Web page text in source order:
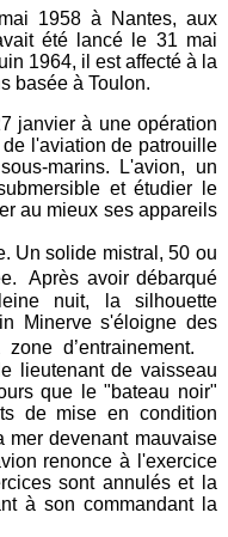
1958 à Nantes, aux
été lancé le 31 mai
1964, il est affecté à la
basée à Toulon.
janvier à une opération
l'aviation de patrouille
marins. L'avion, un
et étudier le
au mieux ses appareils
Un solide mistral, 50 ou
Après avoir débarqué
nuit, la silhouette
Minerve s'éloigne des
d’entrainement.
lieutenant de vaisseau
que le "bateau noir"
de mise en condition
devenant mauvaise
renonce à l'exercice
sont annulés et la
à son commandant la